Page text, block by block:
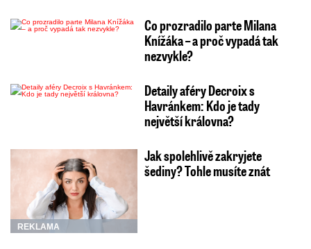
Co prozradilo parte Milana
Knížáka – a proč vypadá tak
nezvykle?
Detaily aféry Decroix s
Havránkem: Kdo je tady
největší královna?
REKLAMA
Jak spolehlivě zakryjete
šediny? Tohle musíte znát